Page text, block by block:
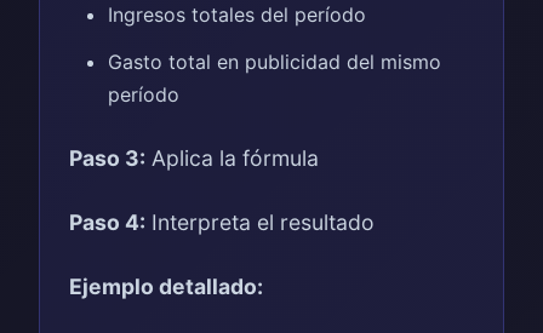
Ingresos totales del período
Gasto total en publicidad del mismo
período
Paso 3: Aplica la fórmula
Paso 4: Interpreta el resultado
Ejemplo detallado: